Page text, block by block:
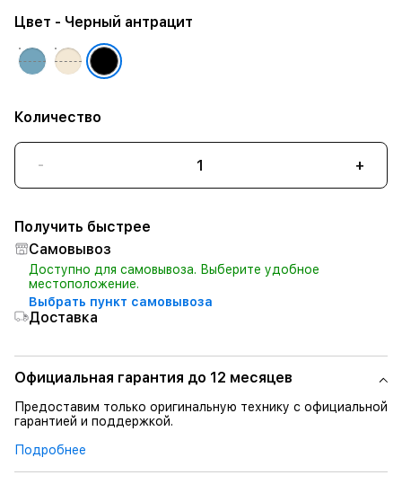
Цвет - Черный антрацит
Количество
- +
Получить быстрее
Самовывоз
Доступно для самовывоза. Выберите удобное
местоположение.
Выбрать пункт самовывоза
Доставка
Официальная гарантия до 12 месяцев
Предоставим только оригинальную технику с официальной
гарантией и поддержкой.
Подробнее